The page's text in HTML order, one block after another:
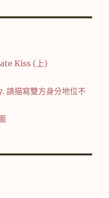
Kiss (上)
請描寫雙方身分地位不